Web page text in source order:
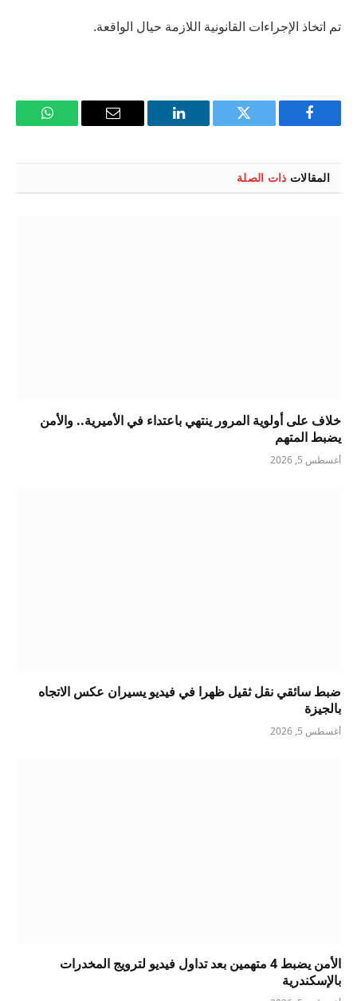
تم اتخاذ الإجراءات القانونية اللازمة حيال الواقعة.
فيسبوك تويتر لينكدإن
البريد
واتساب
المقالات ذات الصلة
خلاف على أولوية المرور ينتهي باعتداء في الأميرية.. والأمن
يضبط المتهم
أغسطس 5, 2026
ضبط سائقي نقل ثقيل ظهرا في فيديو يسيران عكس الاتجاه
بالجيزة
أغسطس 5, 2026
الأمن يضبط 4 متهمين بعد تداول فيديو لترويج المخدرات
بالإسكندرية